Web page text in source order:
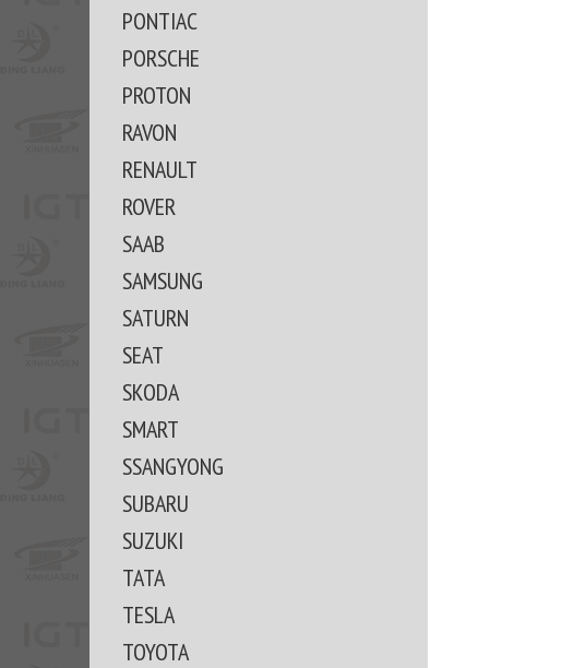
PONTIAC
PORSCHE
PROTON
RAVON
RENAULT
ROVER
SAAB
SAMSUNG
SATURN
SEAT
SKODA
SMART
SSANGYONG
SUBARU
SUZUKI
TATA
TESLA
TOYOTA